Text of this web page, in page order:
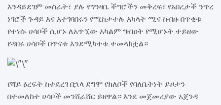
እንዳይደገም መስራት፣ ያሉ የግንዛቤ ችግሮችን መቅረፍ፣ የአበረታች ንጥረ
ነገሮች ጉዳይ እና አተገባበሩን የሚከታተሉ አካላት ሚና ከብዙ በጥቂቱ
የተነሱ ሀሳቦች ሲሆኑ ለአጥኚው አካልም ግብዐት የሚሆኑት ተይዘው
የዳበሩ ሀሳቦች በጥናቱ እንደሚካተቱ ተመላክቷል።
የሻይ ዕረፍት ከተደረገ በኋላ ደግሞ የክለቦች የባለቤትነት ይዞታን
በተመለከተ ሀሳቦች መንሸራሸር ይዘዋል። እንደ መጀመሪያው አጀንዳ